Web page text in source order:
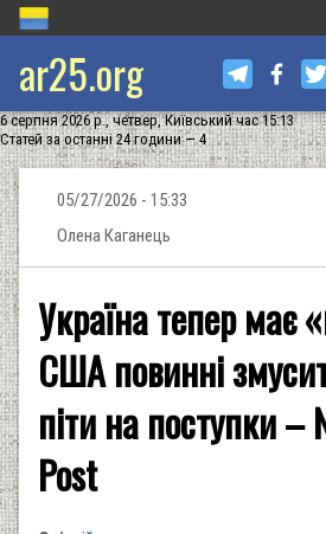
ar25.org
6 серпня 2026 р., четвер, Київський час 15:13
Статей за останні 24 години — 4
05/27/2026 - 15:33
Олена Каганець
Україна тепер має
США повинні
піти на поступки –
Post